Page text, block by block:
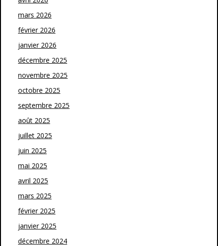
mars 2026
février 2026
janvier 2026
décembre 2025
novembre 2025
octobre 2025
septembre 2025
août 2025
juillet 2025
juin 2025
mai 2025
avril 2025
mars 2025
février 2025
janvier 2025
décembre 2024